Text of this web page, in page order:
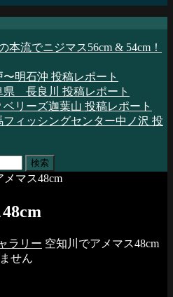
本流でニジマス56cm & 54cm！
〜明石沖 投稿レポート
県 長良川 投稿レポート
ベリーズ迦葉山 投稿レポート
フィッシングセンター中ノ沢 投
メマス48cm
ラリー 空知川でアメマス48cm
せん